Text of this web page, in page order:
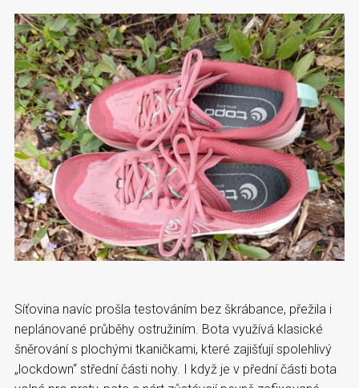
Síťovina navíc prošla testováním bez škrábance, přežila i
neplánované průběhy ostružiním. Bota využívá klasické
šněrování s plochými tkaničkami, které zajišťují spolehlivý
„lockdown“ střední části nohy. I když je v přední části bota